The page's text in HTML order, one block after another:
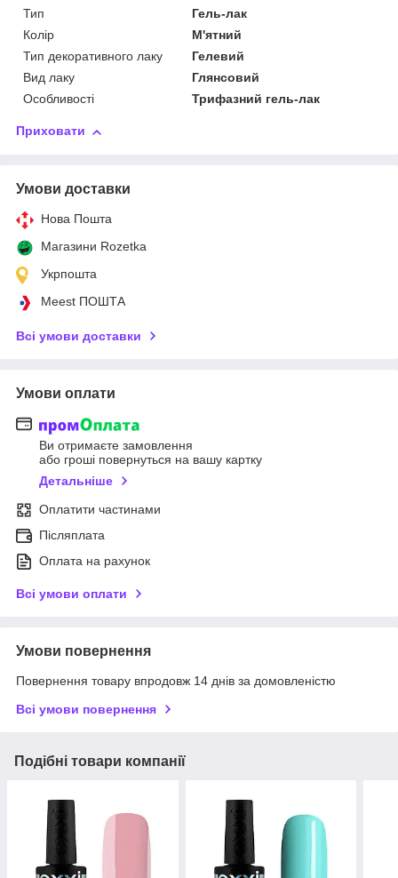
Тип
Гель-лак
Колір
М'ятний
Тип декоративного лаку
Гелевий
Вид лаку
Глянсовий
Особливості
Трифазний гель-лак
Приховати
Умови доставки
Нова Пошта
Магазини Rozetka
Укрпошта
Meest ПОШТА
Всі умови доставки
Умови оплати
Ви отримаєте замовлення
або гроші повернуться на вашу картку
Детальніше
Оплатити частинами
Післяплата
Оплата на рахунок
Всі умови оплати
Умови повернення
Повернення товару впродовж 14 днів за домовленістю
Всі умови повернення
Подібні товари компанії